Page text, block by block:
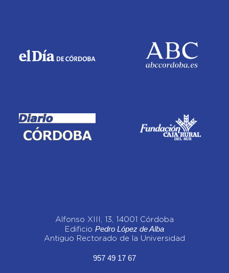
Alfonso XIII, 13, 14001 Córdoba
Edificio Pedro López de Alba
Antiguo Rectorado de la Universidad
957 49 17 67